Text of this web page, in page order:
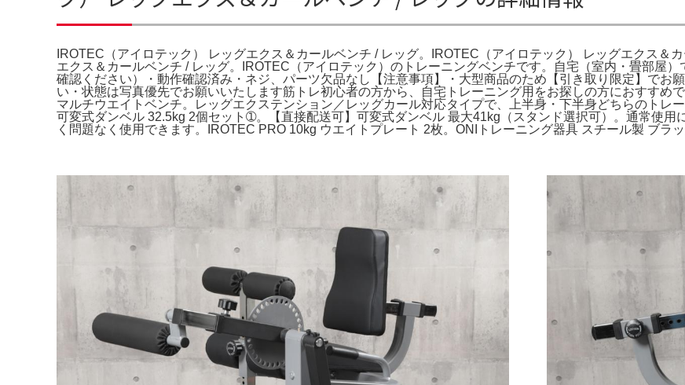
IROTEC（アイロテック） レッグエクス＆カールベンチ / レッグ。IROTEC（アイロテック） レッグエクス＆
エクス＆カールベンチ / レッグ。IROTEC（アイロテック）のトレーニングベンチです。自宅（室内・畳部屋
確認ください）・動作確認済み・ネジ、パーツ欠品なし【注意事項】・大型商品のため【引き取り限定】でお
い・状態は写真優先でお願いいたします筋トレ初心者の方から、自宅トレーニング用をお探しの方におすすめ
マルチウエイトベンチ。レッグエクステンション／レッグカール対応タイプで、上半身・下半身どちらのトレ
可変式ダンベル 32.5kg 2個セット➀。【直接配送可】可変式ダンベル 最大41kg（スタンド選択可）。通常使用
く問題なく使用できます。IROTEC PRO 10kg ウエイトプレート 2枚。ONIトレーニング器具 スチール製 ブラ